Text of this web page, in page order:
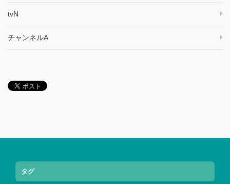
tvN
チャンネルA
タグ